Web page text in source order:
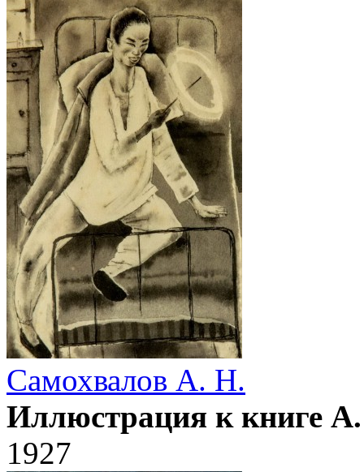
Самохвалов А. Н.
Иллюстрация к книге
1927